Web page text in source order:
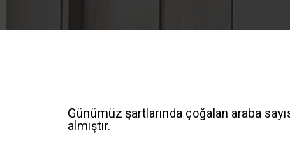
Günümüz şartlarında çoğalan araba
almıştır.